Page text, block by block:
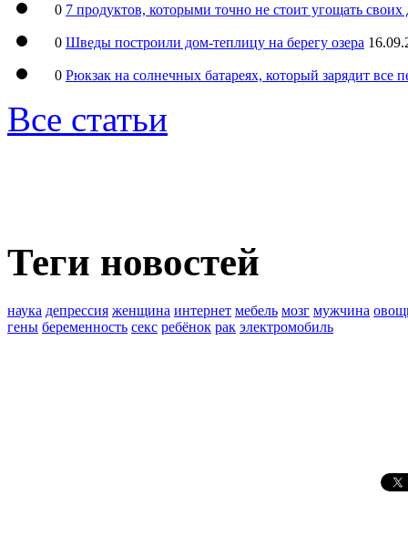
0 7 продуктов, которыми точно не стоит угощать
0 Шведы построили дом-теплицу на берегу озера
0 Рюкзак на солнечных батареях, который зарядит все
Все статьи
Теги новостей
наука депрессия женщина интернет мебель мозг мужчина
гены беременность секс ребёнок рак электромобиль